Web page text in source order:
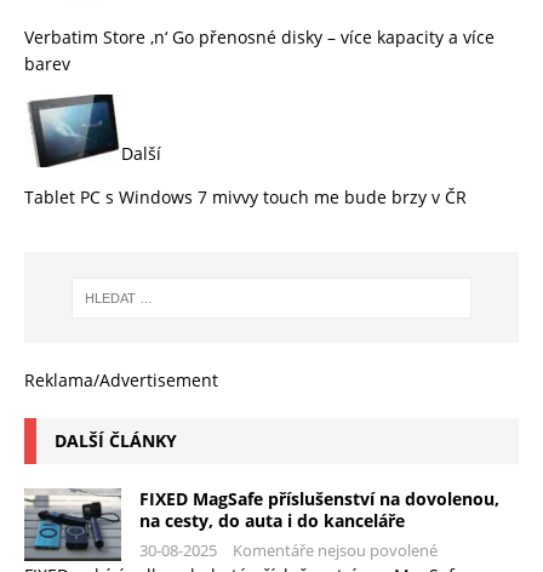
Verbatim Store ‚n‘ Go přenosné disky – více kapacity a více
barev
Další
Tablet PC s Windows 7 mivvy touch me bude brzy v ČR
Reklama/Advertisement
DALŠÍ ČLÁNKY
FIXED MagSafe příslušenství na dovolenou,
na cesty, do auta i do kanceláře
30-08-2025 Komentáře nejsou povolené